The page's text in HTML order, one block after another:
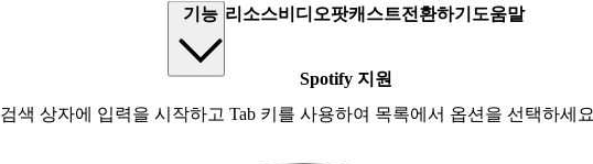
기능 리소스비디오팟캐스트전환하기 도움말
Spotify 지원
검색 상자에 입력을 시작하고 Tab 키를 사용하여 목록에서 옵션을 선택하세